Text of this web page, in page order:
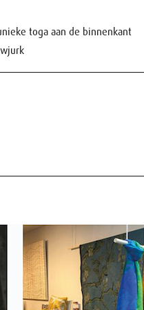
toga aan de binnenkant